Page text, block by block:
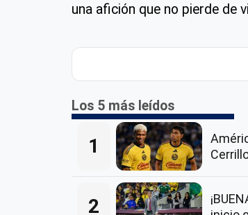
una afición que no pierde de
Los 5 más leídos
1
2